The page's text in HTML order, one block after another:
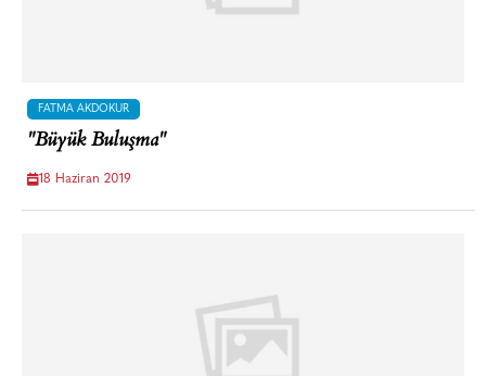
FATMA AKDOKUR
"Büyük Buluşma"
18 Haziran 2019